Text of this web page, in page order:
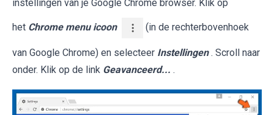
instellingen van je Google Chrome browser. Klik op
het Chrome menu icoon (in de rechterbovenhoek
van Google Chrome) en selecteer Instellingen . Scroll naar
onder. Klik op de link Geavanceerd... .